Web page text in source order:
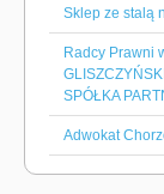
Sklep ze stalą
Radcy Prawni
SPÓŁKA
Adwokat